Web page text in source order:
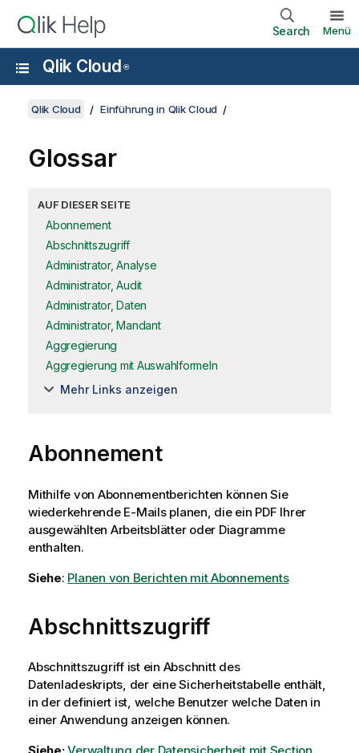
Search Menü
Qlik Cloud ®
Qlik Cloud Einführung in Qlik Cloud
Glossar
AUF DIESER SEITE
Abonnement
Abschnittszugriff
Administrator, Analyse
Administrator, Audit
Administrator, Daten
Administrator, Mandant
Aggregierung
Aggregierung mit Auswahlformeln
Mehr Links anzeigen
Abonnement
Mithilfe von Abonnementberichten können Sie
wiederkehrende E-Mails planen, die ein PDF Ihrer
ausgewählten Arbeitsblätter oder Diagramme
enthalten.
Siehe: Planen von Berichten mit Abonnements
Abschnittszugriff
Abschnittszugriff ist ein Abschnitt des
Datenladeskripts, der eine Sicherheitstabelle enthält,
in der definiert ist, welche Benutzer welche Daten in
einer Anwendung anzeigen können.